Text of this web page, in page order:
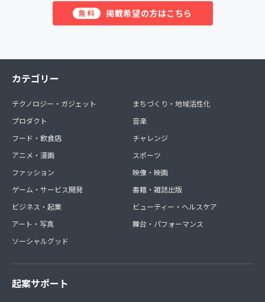
無料 掲載希望の方はこちら
カテゴリー
テクノロジー・ガジェット
プロダクト
フード・飲食店
アニメ・漫画
ファッション
ゲーム・サービス開発
ビジネス・起業
アート・写真
ソーシャルグッド
まちづくり・地域活性化
音楽
チャレンジ
スポーツ
映像・映画
書籍・雑誌出版
ビューティー・ヘルスケア
舞台・パフォーマンス
起案サポート